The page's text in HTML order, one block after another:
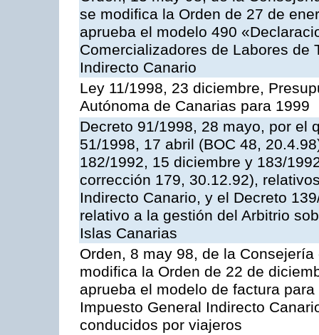
se modifica la Orden de 27 de
aprueba el modelo 490
Comercializadores de Labores de
Indirecto Canario
Ley 11/1998, 23 diciembre,
Autónoma de Canarias para 1999
Decreto 91/1998, 28 mayo, por el
51/1998, 17 abril (BOC 48,
182/1992, 15 diciembre y 183/
corrección 179, 30.12.92),
Indirecto Canario, y el Decreto
relativo a la gestión del Arbitrio
Islas Canarias
Orden, 8 may 98, de la
modifica la Orden de 22 de
aprueba el modelo de factura
Impuesto General Indirecto
conducidos por viajeros